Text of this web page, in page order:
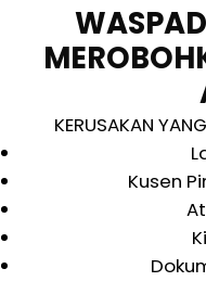
KERUSAKAN
Kusen